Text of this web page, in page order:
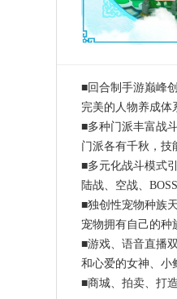
■回合制手游巅峰
完美的人物养成体
■多种门派丰富战
门派各有千秋，技
■多元化战斗模式
陆战、空战、
■独创性宠物种族
宠物拥有自己的种
■游戏、语音直播
和心爱的女神、小
■商城、拍卖、打